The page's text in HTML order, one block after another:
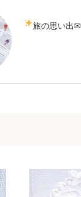
旅の思い出✉